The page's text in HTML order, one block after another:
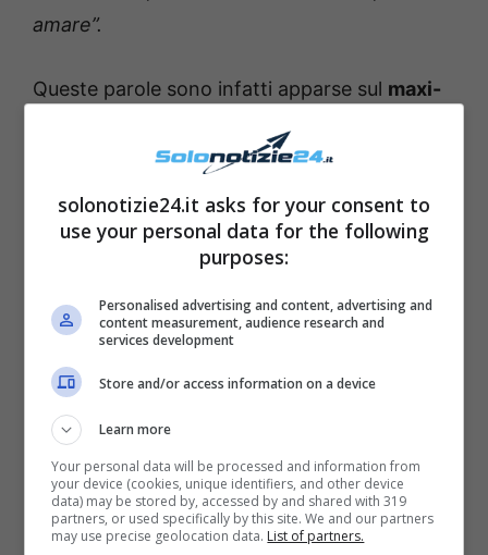
amare”.
Queste parole sono infatti apparse sul maxi-
telespettatori hanno notato la conduttrice
visibilmente emozionata
. La donna si è
quindi lasciata andare ad una confessione
che la riguarda da vicino. La presentatrice ha
infatti svelato di aver avuto la grande fortuna
diascoltare questa frase con le sue
orecchie
Palombelli ha conosciuto personalmente
madre Teresa di Calcutta
quandolei era molto malatae poco prima
che morisse.
solonotizie24.it asks for your consent to
use your personal data for the following
purposes:
Personalised advertising and content, advertising and
content measurement, audience research and
services development
Store and/or access information on a device
Learn more
Your personal data will be processed and information from
your device (cookies, unique identifiers, and other device
data) may be stored by, accessed by and shared with 319
partners, or used specifically by this site. We and our partners
may use precise geolocation data. List of partners.